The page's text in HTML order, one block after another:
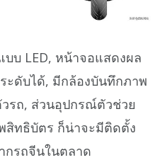
บ LED, หน้าจอแสดงผล
ะดับได้, มีกล้องบันทึกภาพ
รถ, ส่วนอุปกรณ์ตัวช่วย
สิทธิบัตร ก็น่าจะมีติดตั้ง
กรถจีนในตลาด